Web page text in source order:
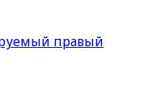
правый